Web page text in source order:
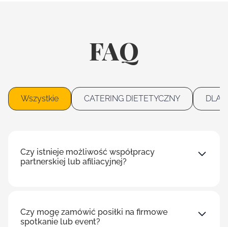
FAQ
Wszystkie CATERING DIETETYCZNY DLA
Czy istnieje możliwość współpracy
partnerskiej lub afiliacyjnej?
Czy mogę zamówić posiłki na firmowe
spotkanie lub event?